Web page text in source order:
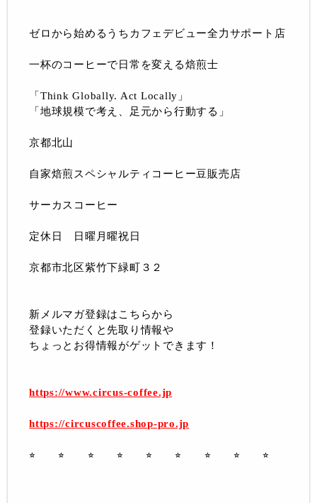
ゼロから始めるうちカフェデビュー全力サポート店
一杯のコーヒーで日常を変える焙煎士
「Think Globally. Act Locally」
「地球規模で考え、足元から行動する」
京都北山
自家焙煎スペシャルティコーヒー豆販売店
サーカスコーヒー
定休日 日曜月曜祝日
京都市北区紫竹下緑町３２
新メルマガ登録はこちらから
登録いただくと先取り情報や
ちょっとお得情報がゲットできます！
https://www.circus-coffee.jp
https://circuscoffee.shop-pro.jp
⭐︎ ⭐︎ ⭐︎ ⭐︎ ⭐︎ ⭐︎ ⭐︎ ⭐︎ ⭐︎